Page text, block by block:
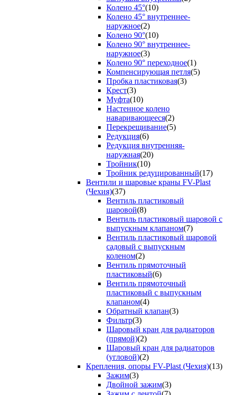
Колено 45°(10)
Колено 45° внутреннее-
наружное(2)
Колено 90°(10)
Колено 90° внутреннее-
наружное(3)
Колено 90° переходное(1)
Компенсирующая петля(5)
Пробка пластиковая(3)
Крест(3)
Муфта(10)
Настенное колено
наваривающееся(2)
Перекрещивание(5)
Редукция(6)
Редукция внутренняя-
наружная(20)
Тройник(10)
Тройник редуцированный(17)
Вентили и шаровые краны FV-Plast
(Чехия)(37)
Вентиль пластиковый
шаровой(8)
Вентиль пластиковый шаровой с
выпускным клапаном(7)
Вентиль пластиковый шаровой
садовый с выпускным
коленом(2)
Вентиль прямоточный
пластиковый(6)
Вентиль прямоточный
пластиковый с выпускным
клапаном(4)
Обратный клапан(3)
Фильтр(3)
Шаровый кран для радиаторов
(прямой)(2)
Шаровый кран для радиаторов
(угловой)(2)
Крепления, опоры FV-Plast (Чехия)(13)
Зажим(3)
Двойной зажим(3)